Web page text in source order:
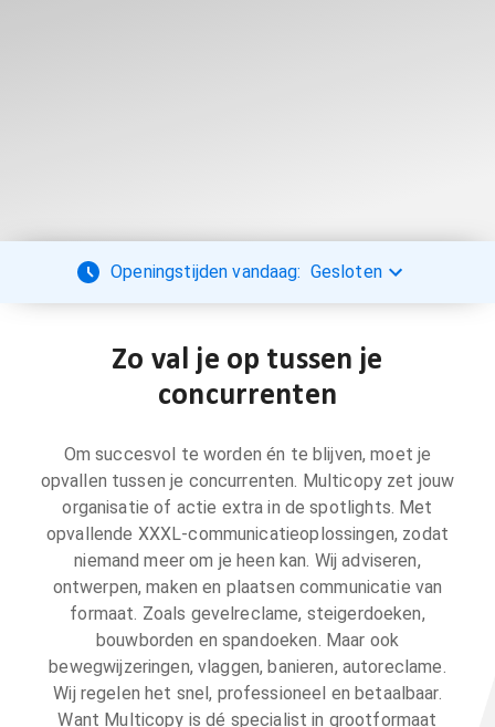
Openingstijden vandaag: Gesloten
Zo val je op tussen je
concurrenten
Om succesvol te worden én te blijven, moet je
opvallen tussen je concurrenten. Multicopy zet jouw
organisatie of actie extra in de spotlights. Met
opvallende XXXL-communicatieoplossingen, zodat
niemand meer om je heen kan. Wij adviseren,
ontwerpen, maken en plaatsen communicatie van
formaat. Zoals gevelreclame, steigerdoeken,
bouwborden en spandoeken. Maar ook
bewegwijzeringen, vlaggen, banieren, autoreclame.
Wij regelen het snel, professioneel en betaalbaar.
Want Multicopy is dé specialist in grootformaat